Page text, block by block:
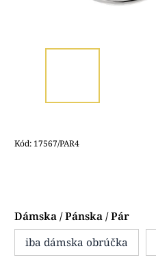
Kód: 17567/PAR4
Dámska / Pánska / Pár
iba dámska obrúčka